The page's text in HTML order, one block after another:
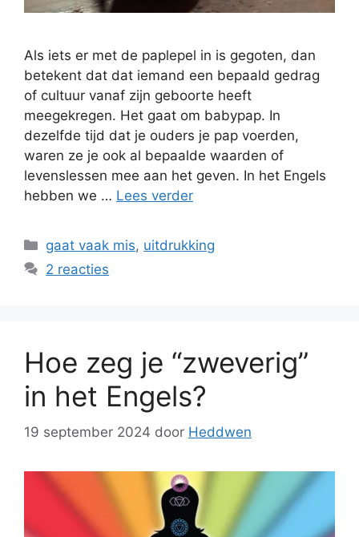
Als iets er met de paplepel in is gegoten, dan
betekent dat dat iemand een bepaald gedrag
of cultuur vanaf zijn geboorte heeft
meegekregen. Het gaat om babypap. In
dezelfde tijd dat je ouders je pap voerden,
waren ze je ook al bepaalde waarden of
levenslessen mee aan het geven. In het Engels
hebben we … Lees verder
Categorieën
gaat vaak mis, uitdrukking
2 reacties
Hoe zeg je “zweverig”
in het Engels?
19 september 2024 door Heddwen